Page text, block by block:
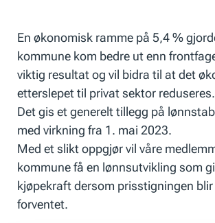
En økonomisk ramme på 5,4 %
kommune kom bedre ut enn
viktig resultat og vil bidra til at det
etterslepet til privat sektor reduseres.
Det gis et generelt tillegg på
med virkning fra 1. mai 2023.
Med et slikt oppgjør vil våre
kommune få en lønnsutvikling som
kjøpekraft dersom prisstigningen blir
forventet.